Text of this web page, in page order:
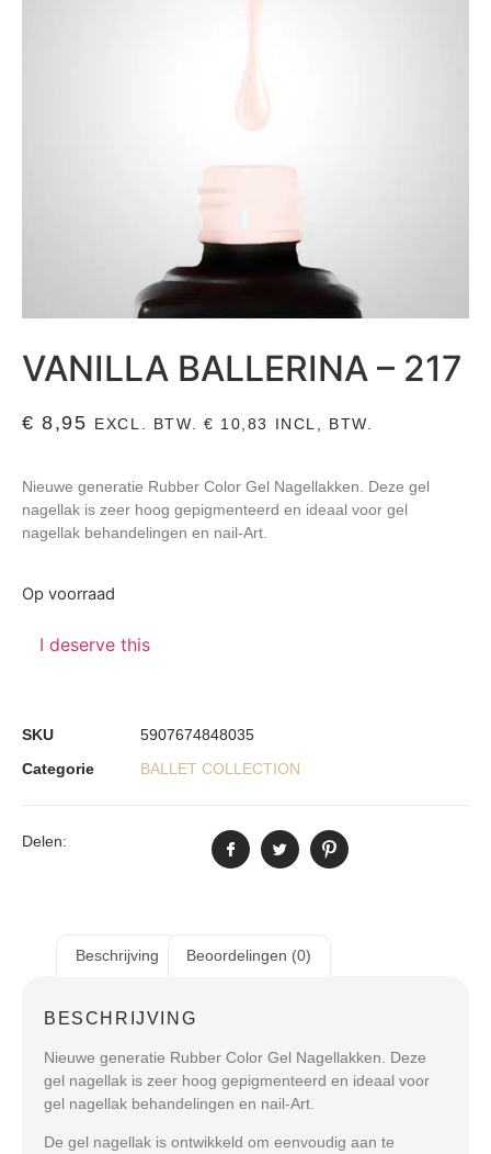
VANILLA BALLERINA – 217
€ 8,95 EXCL. BTW. € 10,83 INCL, BTW.
Nieuwe generatie Rubber Color Gel Nagellakken. Deze gel
nagellak is zeer hoog gepigmenteerd en ideaal voor gel
nagellak behandelingen en nail-Art.
Op voorraad
I deserve this
SKU
5907674848035
Categorie
BALLET COLLECTION
Delen:
Beschrijving Beoordelingen (0)
BESCHRIJVING
Nieuwe generatie Rubber Color Gel Nagellakken. Deze
gel nagellak is zeer hoog gepigmenteerd en ideaal voor
gel nagellak behandelingen en nail-Art.
De gel nagellak is ontwikkeld om eenvoudig aan te